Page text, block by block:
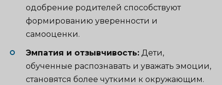
одобрение родителей способствуют
формированию уверенности и
самооценки.
Эмпатия и отзывчивость: Дети,
обученные распознавать и уважать эмоции,
становятся более чуткими к окружающим.